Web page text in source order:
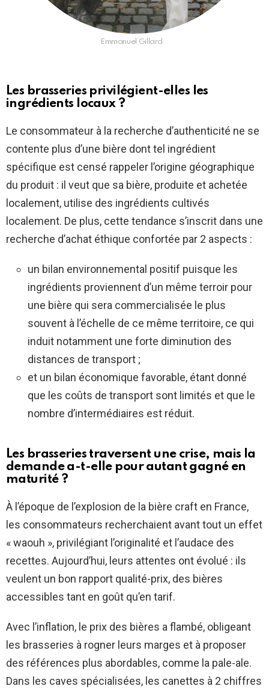
Emmanuel Gillard
Les brasseries privilégient-elles les
ingrédients locaux ?
Le consommateur à la recherche d’authenticité ne se
contente plus d’une bière dont tel ingrédient
spécifique est censé rappeler l’origine géographique
du produit : il veut que sa bière, produite et achetée
localement, utilise des ingrédients cultivés
localement. De plus, cette tendance s’inscrit dans une
recherche d’achat éthique confortée par 2 aspects :
un bilan environnemental positif puisque les
ingrédients proviennent d’un même terroir pour
une bière qui sera commercialisée le plus
souvent à l’échelle de ce même territoire, ce qui
induit notamment une forte diminution des
distances de transport ;
et un bilan économique favorable, étant donné
que les coûts de transport sont limités et que le
nombre d’intermédiaires est réduit.
Les brasseries traversent une crise, mais la
demande a-t-elle pour autant gagné en
maturité ?
À l’époque de l’explosion de la bière craft en France,
les consommateurs recherchaient avant tout un effet
« waouh », privilégiant l’originalité et l’audace des
recettes. Aujourd’hui, leurs attentes ont évolué : ils
veulent un bon rapport qualité-prix, des bières
accessibles tant en goût qu’en tarif.
Avec l’inflation, le prix des bières a flambé, obligeant
les brasseries à rogner leurs marges et à proposer
des références plus abordables, comme la pale-ale.
Dans les caves spécialisées, les canettes à 2 chiffres